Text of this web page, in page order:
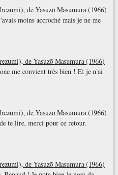
de Yasuzō Masumura (1966)
moins accroché mais je ne me
de Yasuzō Masumura (1966)
me convient très bien ! Et je n'ai
de Yasuzō Masumura (1966)
te lire, merci pour ce retour.
de Yasuzō Masumura (1966)